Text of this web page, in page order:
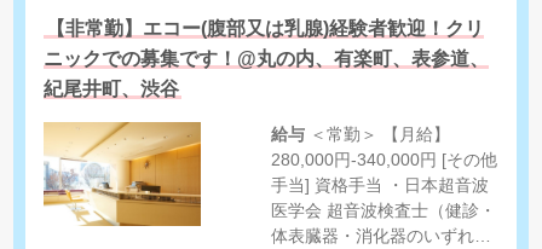
【非常勤】エコー(腹部又は乳腺)経験者歓迎！クリ
ニックでの募集です！@丸の内、有楽町、表参道、
紀尾井町、渋谷
給与
280,000円-340,000円 [その他
手当] 資格手当 ・日本超音波
医学会 超音波検査士（健診・
体表臓器・消化器のいずれ